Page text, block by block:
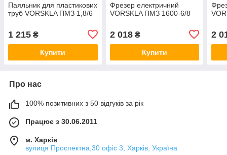
Паяльник для пластикових
труб VORSKLA ПМЗ 1,8/6
1 215 ₴
Купити
Фрезер електричний
VORSKLA ПМЗ 1600-6/8
2 018₴
Купити
2
Про нас
100% позитивних з 50 відгуків за рік
Працює з 30.06.2011
м. Харків
вулиця Проспектна,30 офіс 3, Харків, Україна